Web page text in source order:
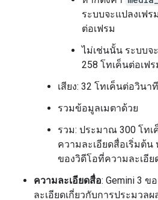
ระบบจะแปลงเฟร
ต่อเฟรม
ไม่เช่นนั้น ระบบจ
258 โทเค็นต่อเฟร
เสียง: 32 โทเค็นต่อวินาที
รวมข้อมูลเมตาด้วย
รวม: ประมาณ 300 โท
ความละเอียดสื่อเริ่มต้
ของวิดีโอที่ความละเอีย
ความละเอียดสื่อ: Gemini 3
ละเอียดเกี่ยวกับการประมวล